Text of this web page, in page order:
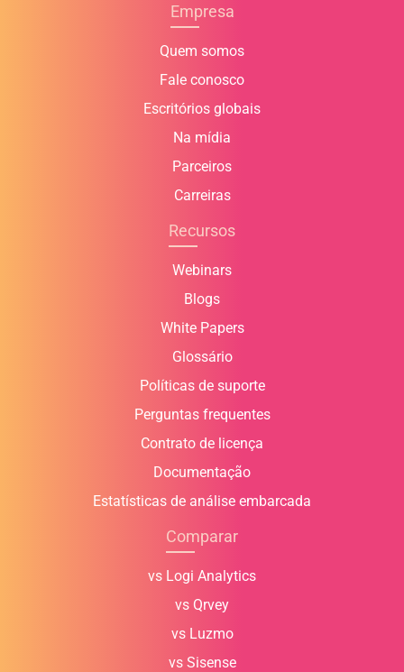
Empresa
Quem somos
Fale conosco
Escritórios globais
Na mídia
Parceiros
Carreiras
Recursos
Webinars
Blogs
White Papers
Glossário
Políticas de suporte
Perguntas frequentes
Contrato de licença
Documentação
Estatísticas de análise embarcada
Comparar
vs Logi Analytics
vs Qrvey
vs Luzmo
vs Sisense